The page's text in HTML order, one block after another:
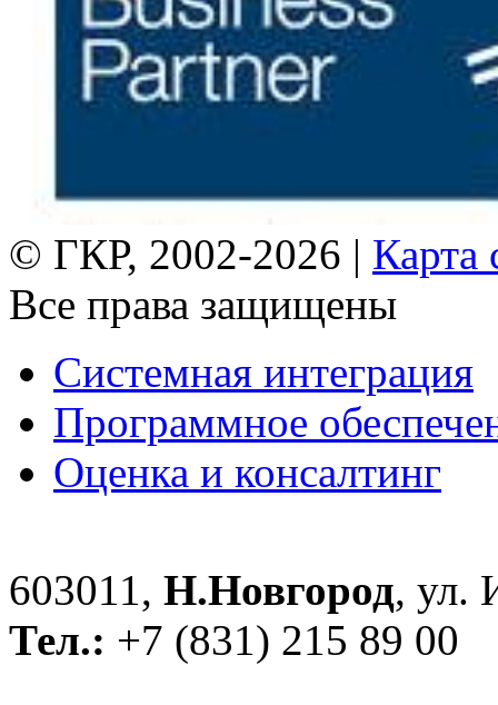
© ГКР, 2002-2026 | Карта
Все права защищены
Системная интеграция
Программное
Оценка и консалтинг
603011, Н.Новгород, ул.
Тел.: +7 (831) 215 89 00